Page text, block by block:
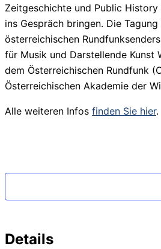
Zeitgeschichte und Public
ins Gespräch bringen. Die
österreichischen
für Musik und Darstellende Kunst
dem Österreichischen Rundfunk
Österreichischen Akademie der
Alle weiteren Infos finden Sie hier.
Details